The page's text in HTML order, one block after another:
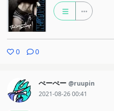
0 0
ぺーぺー @ruupin
2021-08-26 00:41